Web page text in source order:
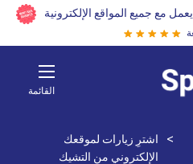
يعمل مع جميع المواقع الإلكترونية
القائمة
>
اشترِ زيارات لموقعك
الإلكتروني من التشيك